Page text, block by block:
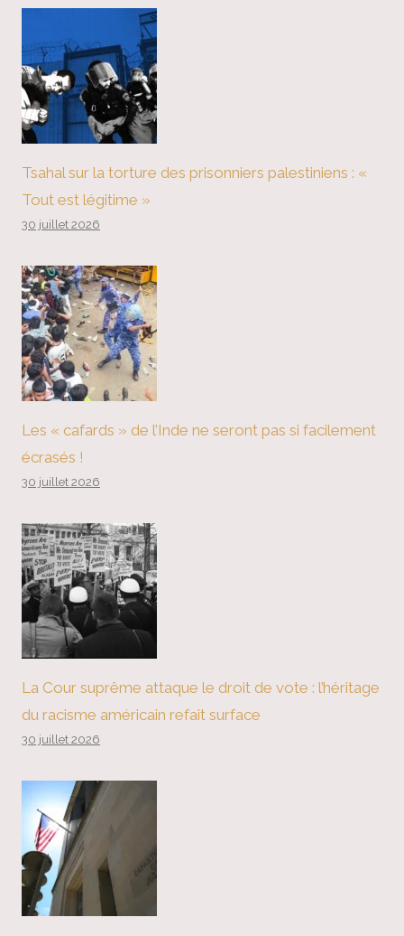
Tsahal sur la torture des prisonniers palestiniens : «
Tout est légitime »
30 juillet 2026
Les « cafards » de l’Inde ne seront pas si facilement
écrasés !
30 juillet 2026
La Cour suprême attaque le droit de vote : l’héritage
du racisme américain refait surface
30 juillet 2026